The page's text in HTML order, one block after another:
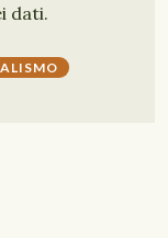
dati.